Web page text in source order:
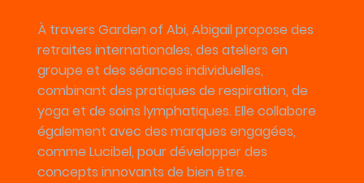
À travers Garden of Abi, Abigail propose des
retraites internationales, des ateliers en
groupe et des séances individuelles,
combinant des pratiques de respiration, de
yoga et de soins lymphatiques. Elle collabore
également avec des marques engagées,
comme Lucibel, pour développer des
concepts innovants de bien être.